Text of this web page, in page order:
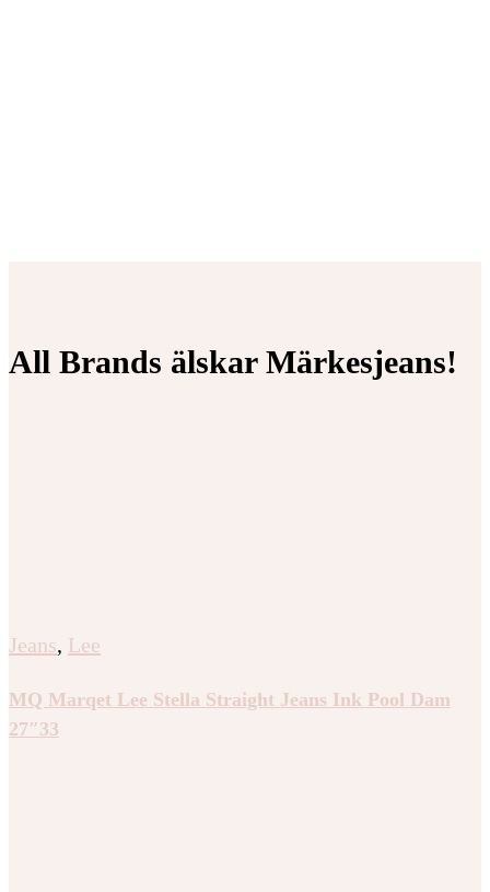
All Brands älskar Märkesjeans!
Jeans, Lee
MQ Marqet Lee Stella Straight Jeans Ink Pool Dam
27″33